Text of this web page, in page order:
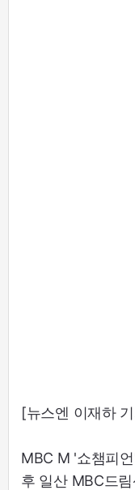
[뉴스엔 이재하
MBC M '쇼챔피
후 일산 MBC드